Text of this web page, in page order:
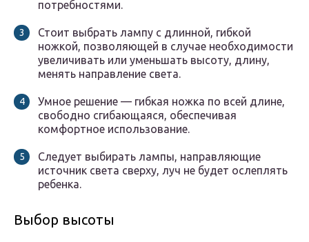
потребностями.
Стоит выбрать лампу с длинной, гибкой
ножкой, позволяющей в случае необходимости
увеличивать или уменьшать высоту, длину,
менять направление света.
Умное решение — гибкая ножка по всей длине,
свободно сгибающаяся, обеспечивая
комфортное использование.
Следует выбирать лампы, направляющие
источник света сверху, луч не будет ослеплять
ребенка.
Выбор высоты